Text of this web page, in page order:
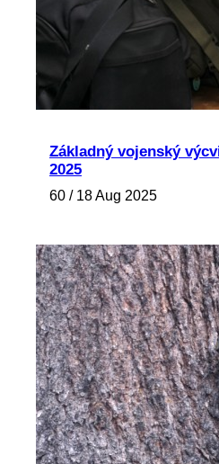
Základný vojenský
2025
60 / 18 Aug 2025